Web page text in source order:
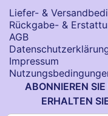
Liefer- &
Rückgabe- &
AGB
Impressum
ABONNIEREN
ERHALTEN